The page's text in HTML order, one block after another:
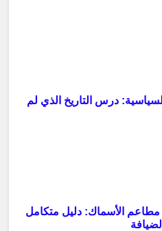
درس التاريخ الذي لم
الأسماك: دليل متكامل